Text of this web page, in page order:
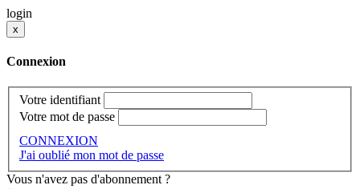
login
x
Connexion
Votre identifiant
Votre mot de passe
CONNEXION
J'ai oublié mon mot de passe
Vous n'avez pas d'abonnement ?